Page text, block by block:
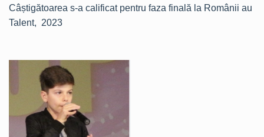
Câștigătoarea s-a calificat pentru faza finală la Românii au
Talent, 2023